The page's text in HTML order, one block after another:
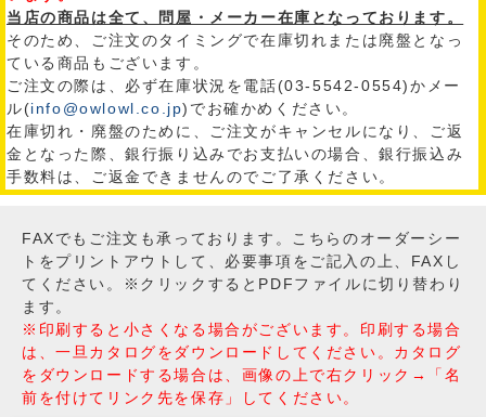
当店の商品は全て、問屋・メーカー在庫となっております。
そのため、ご注文のタイミングで在庫切れまたは廃盤となっ
ている商品もございます。
ご注文の際は、必ず在庫状況を電話(03-5542-0554)かメー
ル(info@owlowl.co.jp)でお確かめください。
在庫切れ・廃盤のために、ご注文がキャンセルになり、ご返
金となった際、銀行振り込みでお支払いの場合、銀行振込み
手数料は、ご返金できませんのでご了承ください。
FAXでもご注文も承っております。こちらのオーダーシー
トをプリントアウトして、必要事項をご記入の上、FAXし
てください。※クリックするとPDFファイルに切り替わり
ます。
※印刷すると小さくなる場合がございます。印刷する場合
は、一旦カタログをダウンロードしてください。カタログ
をダウンロードする場合は、画像の上で右クリック→「名
前を付けてリンク先を保存」してください。